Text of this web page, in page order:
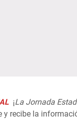
¡La Jornada
y recibe la